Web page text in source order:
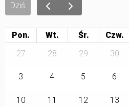
Dziś
Pon. Wt. Śr. Czw.
27
28 29 30
3 4 5 6
10 11 12 13